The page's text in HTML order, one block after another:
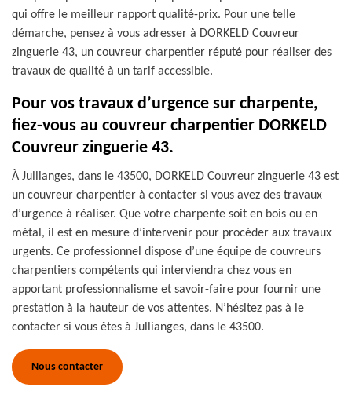
qui offre le meilleur rapport qualité-prix. Pour une telle
démarche, pensez à vous adresser à DORKELD Couvreur
zinguerie 43, un couvreur charpentier réputé pour réaliser des
travaux de qualité à un tarif accessible.
Pour vos travaux d’urgence sur charpente,
fiez-vous au couvreur charpentier DORKELD
Couvreur zinguerie 43.
À Jullianges, dans le 43500, DORKELD Couvreur zinguerie 43 est
un couvreur charpentier à contacter si vous avez des travaux
d’urgence à réaliser. Que votre charpente soit en bois ou en
métal, il est en mesure d’intervenir pour procéder aux travaux
urgents. Ce professionnel dispose d’une équipe de couvreurs
charpentiers compétents qui interviendra chez vous en
apportant professionnalisme et savoir-faire pour fournir une
prestation à la hauteur de vos attentes. N’hésitez pas à le
contacter si vous êtes à Jullianges, dans le 43500.
Nous contacter